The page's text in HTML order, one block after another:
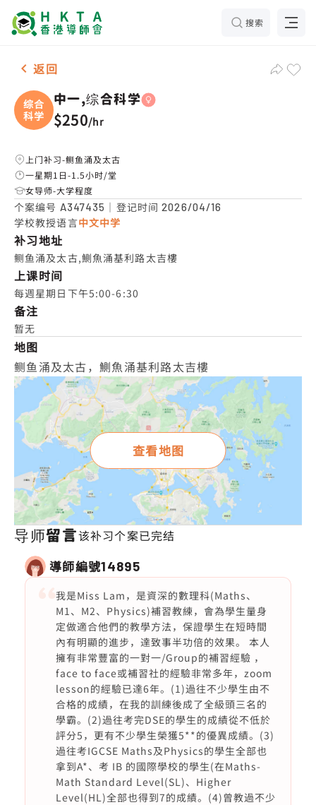
搜索
女-1名 中一,综合科学，鲗鱼涌及太古 补习推介
返回
综合
科学
中一,综合科学
$250/hr
上门补习-鲗鱼涌及太古
一星期1日-1.5小时/堂
女导师-大学程度
个案编号 A347435 ｜登记时间2026/04/16
学校教授语言中文中学
补习地址
鲗鱼涌及太古,鰂魚涌基利路太吉樓
上课时间
每週星期日下午5:00-6:30
备注
暂无
地图
鲗鱼涌及太古，鰂魚涌基利路太吉樓
查看地图
导师留言该补习个案已完结
導師編號14895
我是Miss Lam，是資深的數理科(Maths、
M1、M2、Physics)補習教練，會為學生量身
定做適合他們的教學方法，保證學生在短時間
內有明顯的進步，達致事半功倍的效果。 本人
擁有非常豐富的一對一/Group的補習經驗 ，
face to face或補習社的經驗非常多年，zoom
lesson的經驗已達6年。(1)過往不少學生由不
合格的成績，在我的訓練後成了全級頭三名的
學霸。(2)過往考完DSE的學生的成績從不低於
評分5，更有不少學生榮獲5**的優異成績。(3)
過往考IGCSE Maths及Physics的學生全部也
拿到A*、考 IB 的國際學校的學生(在Maths-
Math Standard Level(SL)、Higher
Level(HL)全部也得到7的成績。(4)曾教過不少